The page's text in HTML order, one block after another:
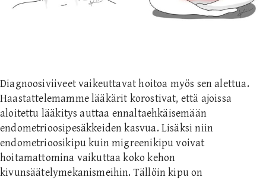
Diagnoosiviiveet vaikeuttavat hoitoa myös sen alettua.
Haastattelemamme lääkärit korostivat, että ajoissa
aloitettu lääkitys auttaa ennaltaehkäisemään
endometrioosipesäkkeiden kasvua. Lisäksi niin
endometrioosikipu kuin migreenikipu voivat
hoitamattomina vaikuttaa koko kehon
kivunsäätelymekanismeihin. Tällöin kipu on